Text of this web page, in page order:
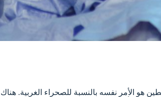
هو الأمر نفسه بالنسبة للصحراء الغربية.